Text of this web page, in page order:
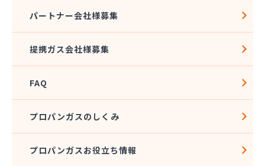
パートナー会社様募集
提携ガス会社様募集
FAQ
プロパンガスのしくみ
プロパンガスお役立ち情報